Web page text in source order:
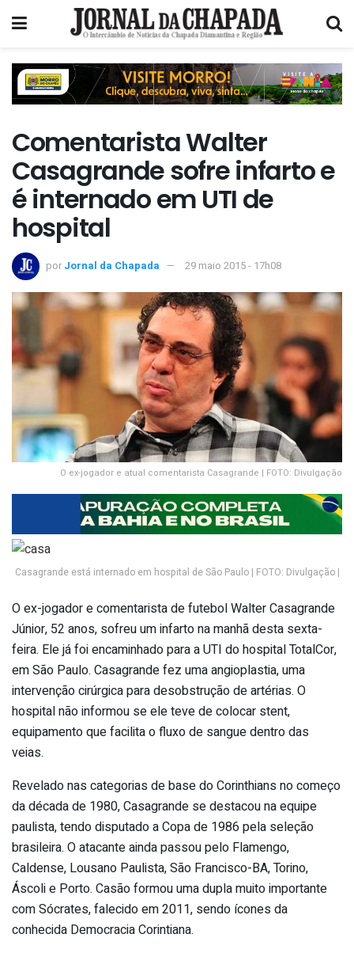
Comentarista Walter
Casagrande sofre infarto e
é internado em UTI de
hospital
por Jornal da Chapada 29 maio 2015 - 17h08
O ex-jogador e atual comentarista Casagrande | FOTO: Divulgação
Casagrande está internado em hospital de São Paulo | FOTO: Divulgação |
O ex-jogador e comentarista de futebol Walter Casagrande
Júnior, 52 anos, sofreu um infarto na manhã desta sexta-
feira. Ele já foi encaminhado para a UTI do hospital TotalCor,
em São Paulo. Casagrande fez uma angioplastia, uma
intervenção cirúrgica para desobstrução de artérias. O
hospital não informou se ele teve de colocar stent,
equipamento que facilita o fluxo de sangue dentro das
veias.
Revelado nas categorias de base do Corinthians no começo
da década de 1980, Casagrande se destacou na equipe
paulista, tendo disputado a Copa de 1986 pela seleção
brasileira. O atacante ainda passou pelo Flamengo,
Caldense, Lousano Paulista, São Francisco-BA, Torino,
Áscoli e Porto. Casão formou uma dupla muito importante
com Sócrates, falecido em 2011, sendo ícones da
conhecida Democracia Corintiana.